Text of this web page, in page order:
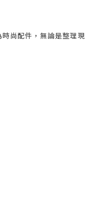
尚配件，無論是整理現